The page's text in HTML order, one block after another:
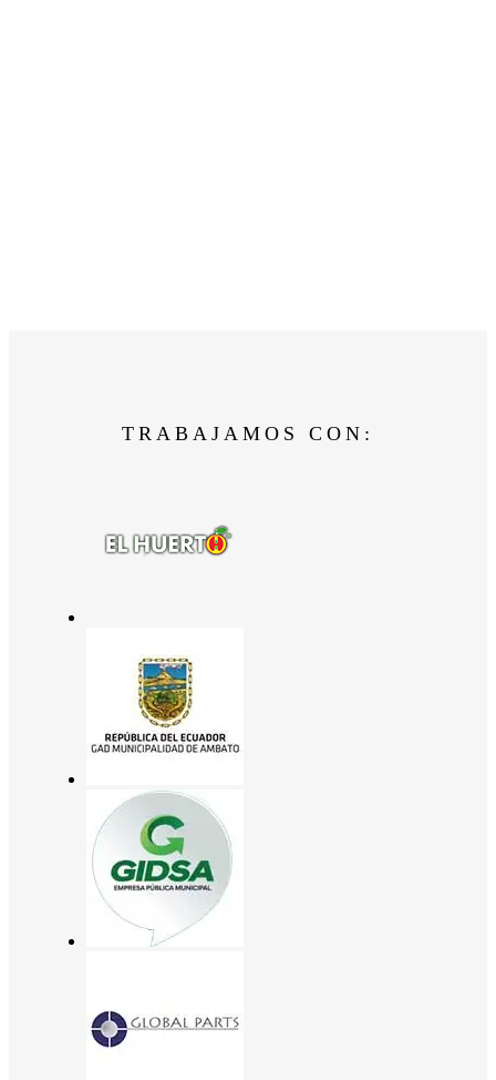
TRABAJAMOS CON: